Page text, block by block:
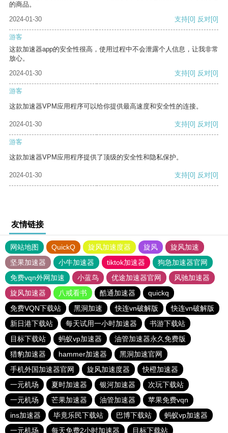
的商品。
2024-01-30
支持[0] 反对[0]
游客
这款加速器app的安全性很高，使用过程中不会泄露个人信息，让我非常
放心。
2024-01-30
支持[0] 反对[0]
游客
这款加速器VPM应用程序可以给你提供最高速度和安全性的连接。
2024-01-30 支持[0] 反对[0]
游客
这款加速器VPM应用程序提供了顶级的安全性和隐私保护。
2024-01-30 支持[0] 反对[0]
友情链接
网站地图 QuickQ 旋风加速度器 旋风
旋风加速
坚果加速器
小牛加速器 tiktok加速器
狗急加速器官网
免费vqn外网加速
小蓝鸟 优途加速器官网
风驰加速器
旋风加速器
八戒看书 酷通加速器
quickq
免费VQN下载站
黑洞加速 快连vn破解版
快连vn破解版
新日港下载站
每天试用一小时加速器
书游下载站
目标下载站
蚂蚁vp加速器
油管加速器永久免费版
猎豹加速器
hammer加速器
黑洞加速官网
手机外国加速器官网
旋风加速度器
快橙加速器
一元机场
夏时加速器 银河加速器
次玩下载站
一元机场
芒果加速器 油管加速器
苹果免费vqn
ins加速器
毕竟乐民下载站 巴博下载站
蚂蚁vp加速器
一元机场
每天免费2小时加速器 目标下载站